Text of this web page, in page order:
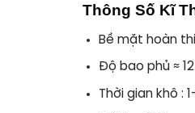
Thông Số Kĩ
Bề mặt hoàn
Độ bao phủ ≈
Thời gian khô :